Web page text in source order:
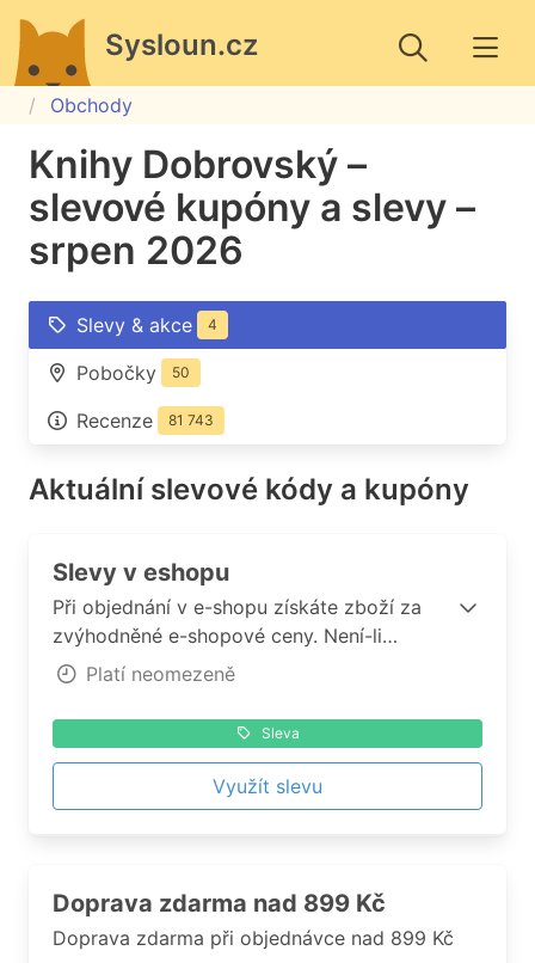
Sysloun.cz
Obchody
Knihy Dobrovský –
slevové kupóny a slevy –
srpen 2026
Slevy & akce 4
Pobočky 50
Recenze 81 743
Aktuální slevové kódy a kupóny
Slevy v eshopu
Při objednání v e-shopu získáte zboží za
zvýhodněné e-shopové ceny. Není-li
uvedeno jinak, e-shopovou slevu nelze
žádný výprodej, ale kategorii, kterou plníme
každý týden novými a zajímavými tituly,
které za tyto ceny jinde nenajdete. Často
jsou to úplné novinky.
Platí neomezeně
Sleva
Využít slevu
Doprava zdarma nad 899 Kč
Doprava zdarma při objednávce nad 899 Kč